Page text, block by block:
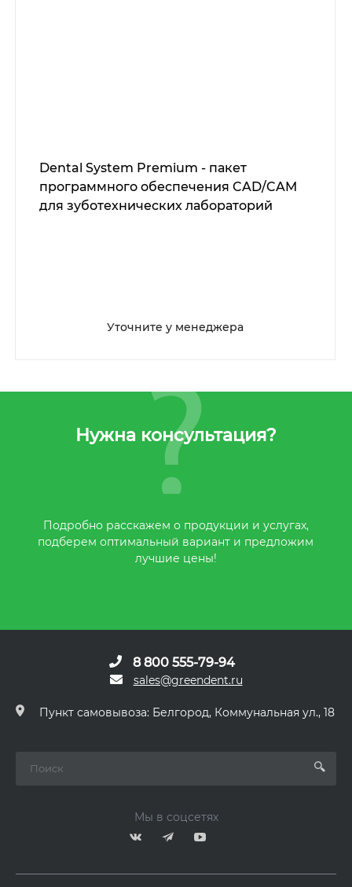
Dental System Premium - пакет
программного обеспечения CAD/CAM
для зуботехнических лабораторий
Уточните у менеджера
Нужна консультация?
Подробно расскажем о продукции и услугах,
подберем оптимальный вариант и предложим
лучшие цены!
8 800 555-79-94
sales@greendent.ru
Пункт самовывоза: Белгород, Коммунальная ул., 18
Мы в соцсетях